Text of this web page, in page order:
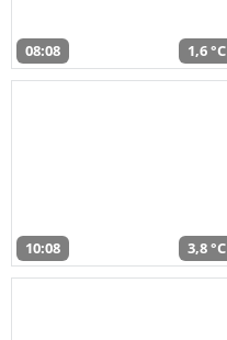
08:08 1,6 °C
10:08 3,8 °C